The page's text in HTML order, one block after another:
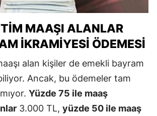
MAAŞI ALANLAR
İKRAMIYESI ÖDEMESI
alan kişiler de emekli bayram
Ancak, bu ödemeler tam
Yüzde 75 ile maaş
3.000 TL, yüzde 50 ile maaş